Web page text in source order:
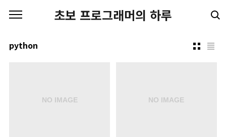
초보 프로그래머의 하루
python